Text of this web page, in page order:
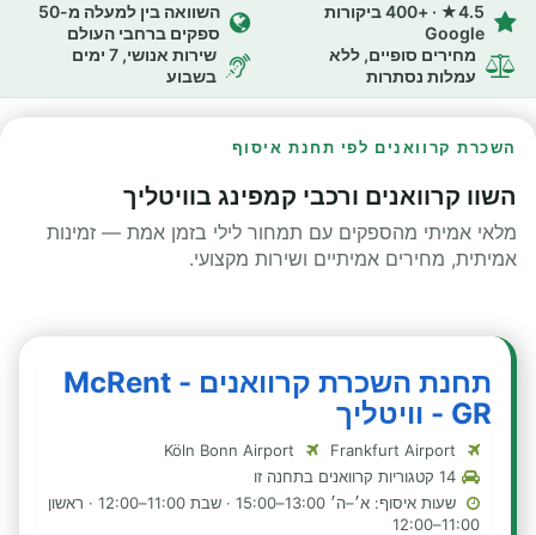
4.5★ · +400 ביקורות
Google
השוואה בין למעלה מ-50
ספקים ברחבי העולם
מחירים סופיים, ללא
עמלות נסתרות
שירות אנושי, 7 ימים
בשבוע
השכרת קרוואנים לפי תחנת איסוף
השוו קרוואנים ורכבי קמפינג בוויטליך
מלאי אמיתי מהספקים עם תמחור לילי בזמן אמת — זמינות
אמיתית, מחירים אמיתיים ושירות מקצועי.
תחנת השכרת קרוואנים - McRent
GR - וויטליך
שעות איסוף: א׳–ה׳ 13:00–15:00 · שבת 11:00–12:00 · ראשון
11:00–12:00